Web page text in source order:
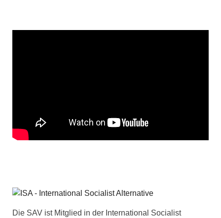
Die SAV ist Mitglied in der International Socialist